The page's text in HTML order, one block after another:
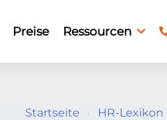
Preise Ressourcen
Startseite › HR-Lexikon